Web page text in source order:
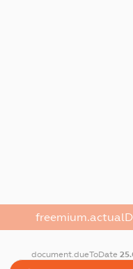
document.dueToDate